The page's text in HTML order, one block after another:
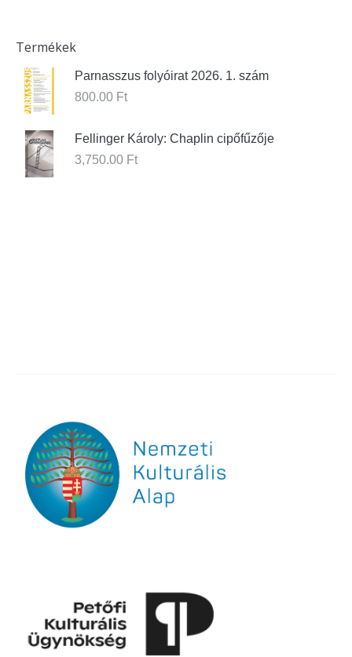
Termékek
Parnasszus folyóirat 2026. 1. szám
800.00 Ft
Fellinger Károly: Chaplin cipőfűzője
3,750.00 Ft